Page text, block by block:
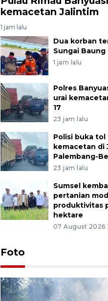
kemacetan Jalintim
1 jam lalu
Dua korban
Sungai
1 jam lalu
Polres
urai
17
23 jam lalu
Polisi buka
kemacetan di
Palembang-
23 jam lalu
Sumsel
pertanian
produktivitas
hektare
07 August 2026
Foto